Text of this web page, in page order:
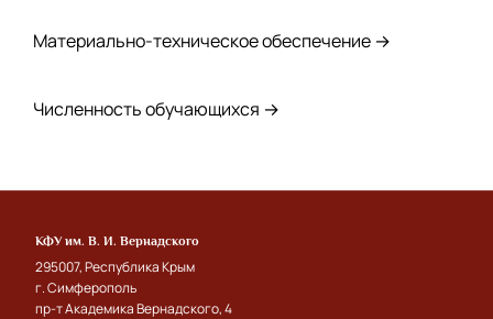
Материально-техническое обеспечение →
Численность обучающихся →
КФУ им. В. И. Вернадского
295007, Республика Крым
г. Симферополь
пр-т Академика Вернадского, 4